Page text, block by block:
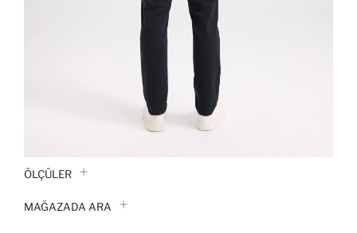
ÖLÇÜLER
MAĞAZADA ARA